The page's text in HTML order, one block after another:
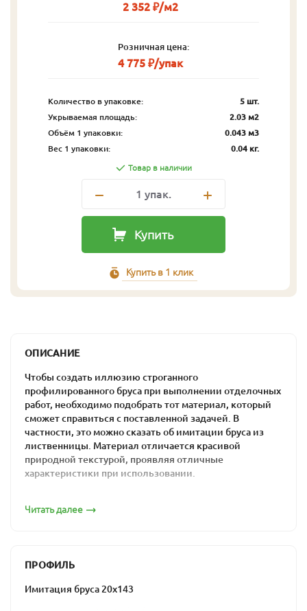
2 352 ₽/м2
Розничная цена:
4 775 ₽/упак
Количество в упаковке:
5 шт.
Укрываемая площадь:
2.03 м2
Объём 1 упаковки:
0.043 м3
Вес 1 упаковки:
0.04 кг.
Товар в наличии
1 упак.
Купить
Купить в 1 клик
ОПИСАНИЕ
Чтобы создать иллюзию строганного
профилированного бруса при выполнении отделочных
работ, необходимо подобрать тот материал, который
сможет справиться с поставленной задачей. В
частности, это можно сказать об имитации бруса из
лиственницы. Материал отличается красивой
природной текстурой, проявляя отличные
характеристики при использовании.
Условия использования и
доски из натуральной древесины, которые
Линии соединения подчеркиваются при помощи
Читать далее
ПРОФИЛЬ
Имитация бруса 20х143